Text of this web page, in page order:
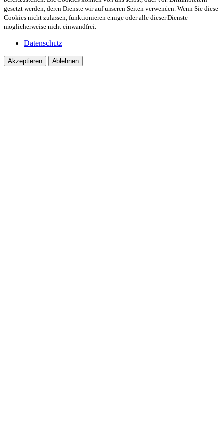
gesetzt werden, deren Dienste wir auf unseren Seiten verwenden. Wenn Sie diese
Cookies nicht zulassen, funktionieren einige oder alle dieser Dienste
möglicherweise nicht einwandfrei.
Datenschutz
Akzeptieren Ablehnen